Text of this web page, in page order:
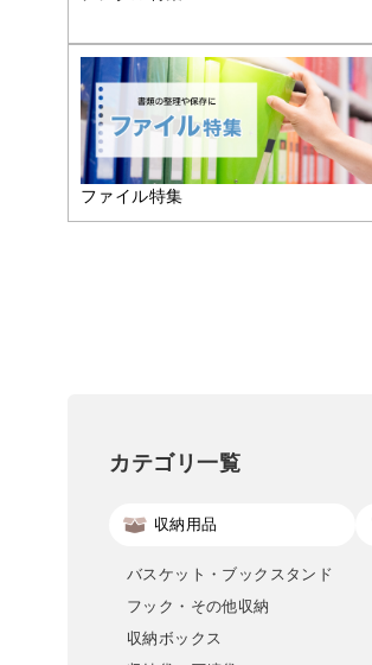
ファイル特集
カテゴリ一覧
収納用品
バスケット・ブックスタンド
フック・その他収納
収納ボックス